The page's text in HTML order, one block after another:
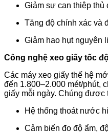
Giảm sự can thiệp thủ
Tăng độ chính xác và
Giảm hao hụt nguyên
Công nghệ xeo giấy tốc
Các máy xeo giấy thế hệ
đến 1.800–2.000 mét/phút,
giấy mỗi ngày. Chúng được
Hệ thống thoát nước
Cảm biến đo độ ẩm,